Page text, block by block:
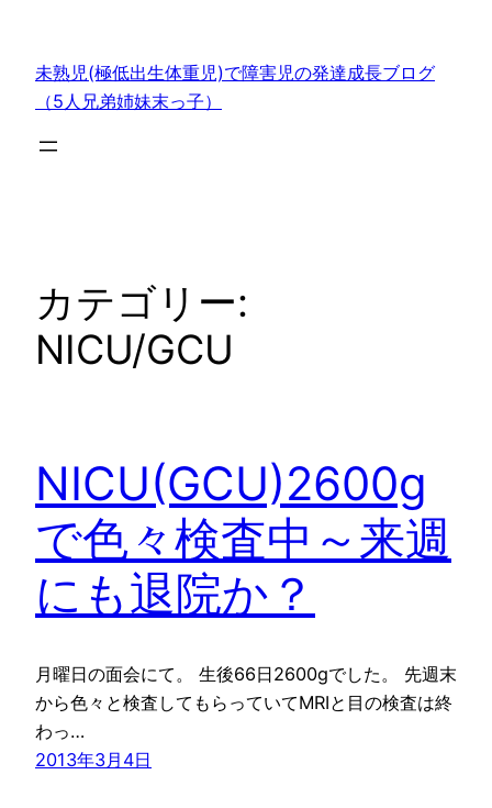
未熟児(極低出生体重児)で障害児の発達成長ブログ
（5人兄弟姉妹末っ子）
カテゴリー:
NICU/GCU
NICU(GCU)2600g
で色々検査中～来週
にも退院か？
月曜日の面会にて。 生後66日2600gでした。 先週末
から色々と検査してもらっていてMRIと目の検査は終
わっ…
2013年3月4日